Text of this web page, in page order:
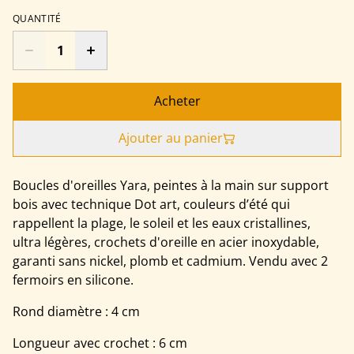
QUANTITÉ
Acheter
Ajouter au panier
Boucles d'oreilles Yara, peintes à la main sur support
bois avec technique Dot art, couleurs d’été qui
rappellent la plage, le soleil et les eaux cristallines,
ultra légères, crochets d'oreille en acier inoxydable,
garanti sans nickel, plomb et cadmium. Vendu avec 2
fermoirs en silicone.
Rond diamètre : 4 cm
Longueur avec crochet : 6 cm